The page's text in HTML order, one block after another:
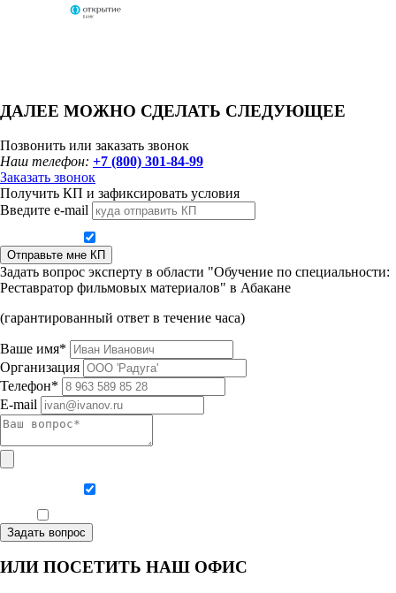
ДАЛЕЕ МОЖНО СДЕЛАТЬ СЛЕДУЮЩЕЕ
Позвонить или заказать звонок
Наш телефон: +7 (800) 301-84-99
Заказать звонок
Получить КП и зафиксировать условия
Введите e-mail
Отправьте мне КП
Задать вопрос эксперту в области "Обучение по специальности:
Реставратор фильмовых материалов" в Абакане
(гарантированный ответ в течение часа)
Ваше имя*
Организация
Телефон*
E-mail
Задать вопрос
ИЛИ ПОСЕТИТЬ НАШ ОФИС